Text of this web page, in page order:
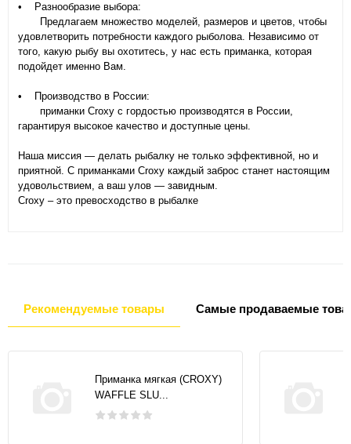
• Разнообразие выбора:
Предлагаем множество моделей, размеров и цветов, чтобы
удовлетворить потребности каждого рыболова. Независимо от
того, какую рыбу вы охотитесь, у нас есть приманка, которая
подойдет именно Вам.
• Производство в России:
приманки Croxy с гордостью производятся в России,
гарантируя высокое качество и доступные цены.
Наша миссия — делать рыбалку не только эффективной, но и
приятной. С приманками Croxy каждый заброс станет настоящим
удовольствием, а ваш улов — завидным.
Croxy – это превосходство в рыбалке
Рекомендуемые товары Самые продаваемые
Приманка мягкая (CROXY)
WAFFLE SLU...